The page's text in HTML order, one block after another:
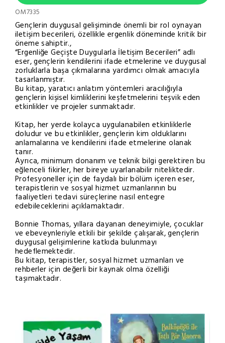
OM7335
Gençlerin duygusal gelişiminde önemli bir rol oynayan
iletişim becerileri, özellikle ergenlik döneminde kritik bir
öneme sahiptir.,
“Ergenliğe Geçişte Duygularla İletişim Becerileri” adlı
eser, gençlerin kendilerini ifade etmelerine ve duygusal
zorluklarla başa çıkmalarına yardımcı olmak amacıyla
tasarlanmıştır.
Bu kitap, yaratıcı anlatım yöntemleri aracılığıyla
gençlerin kişisel kimliklerini keşfetmelerini teşvik eden
etkinlikler ve projeler sunmaktadır.
Kitap, her yerde kolayca uygulanabilen etkinliklerle
doludur ve bu etkinlikler, gençlerin kim olduklarını
anlamalarına ve kendilerini ifade etmelerine olanak
tanır.
Ayrıca, minimum donanım ve teknik bilgi gerektiren bu
eğlenceli fikirler, her bireye uyarlanabilir niteliktedir.
Profesyoneller için de faydalı bir bölüm içeren eser,
terapistlerin ve sosyal hizmet uzmanlarının bu
faaliyetleri tedavi süreçlerine nasıl entegre
edebileceklerini açıklamaktadır.
Bonnie Thomas, yıllara dayanan deneyimiyle, çocuklar
ve ebeveynleriyle etkili bir şekilde çalışarak, gençlerin
duygusal gelişimlerine katkıda bulunmayı
hedeflemektedir.
Bu kitap, terapistler, sosyal hizmet uzmanları ve
rehberler için değerli bir kaynak olma özelliği
taşımaktadır.